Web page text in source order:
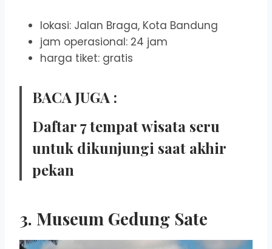
lokasi: Jalan Braga, Kota Bandung
jam operasional: 24 jam
harga tiket: gratis
BACA JUGA :
Daftar 7 tempat wisata seru
untuk dikunjungi saat akhir
pekan
3. Museum Gedung Sate